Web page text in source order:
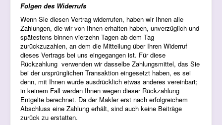
Folgen des Widerrufs
Wenn Sie diesen Vertrag widerrufen, haben wir Ihnen alle
Zahlungen, die wir von Ihnen erhalten haben, unverzüglich und
spätestens binnen vierzehn Tagen ab dem Tag
zurückzuzahlen, an dem die Mitteilung über Ihren Widerruf
dieses Vertrags bei uns eingegangen ist. Für diese
Rückzahlung verwenden wir dasselbe Zahlungsmittel, das Sie
bei der ursprünglichen Transaktion eingesetzt haben, es sei
denn, mit Ihnen wurde ausdrücklich etwas anderes vereinbart;
in keinem Fall werden Ihnen wegen dieser Rückzahlung
Entgelte berechnet. Da der Makler erst nach erfolgreichem
Abschluss eine Zahlung erhält, sind auch keine Beiträge
zurück zu erstatten.